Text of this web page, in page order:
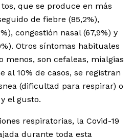
que se produce en más
de fiebre (85,2%),
congestión nasal (67,9%) y
Otros síntomas habituales
menos, son cefaleas, mialgias
al 10% de casos, se registran
(dificultad para respirar) o
el gusto.
respiratorias, la Covid-19
durante toda esta